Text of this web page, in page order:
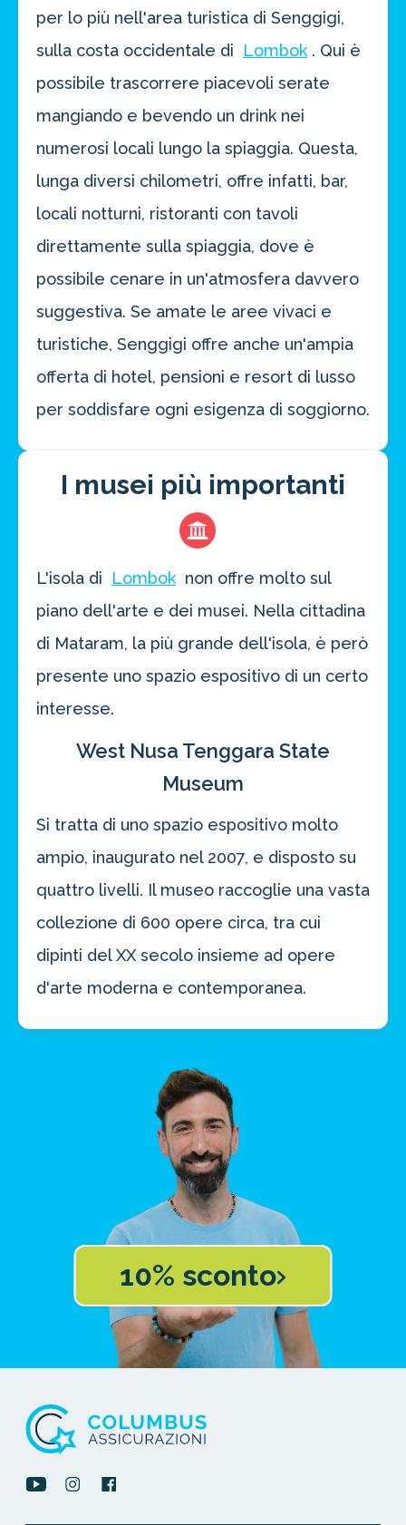
per lo più nell'area turistica di Senggigi,
sulla costa occidentale di
Lombok . Qui è
possibile trascorrere piacevoli serate
mangiando e bevendo un drink nei
numerosi locali lungo la spiaggia. Questa,
lunga diversi chilometri, offre infatti, bar,
locali notturni, ristoranti con tavoli
direttamente sulla spiaggia, dove è
possibile cenare in un'atmosfera davvero
suggestiva. Se amate le aree vivaci e
turistiche, Senggigi offre anche un'ampia
offerta di hotel, pensioni e resort di lusso
per soddisfare ogni esigenza di soggiorno.
I musei più importanti
L'isola di Lombok non offre molto sul
piano dell'arte e dei musei. Nella cittadina
di Mataram, la più grande dell'isola, è però
presente uno spazio espositivo di un certo
interesse.
West Nusa Tenggara State
Museum
Si tratta di uno spazio espositivo molto
ampio, inaugurato nel 2007, e disposto su
quattro livelli. Il museo raccoglie una vasta
collezione di 600 opere circa, tra cui
dipinti del XX secolo insieme ad opere
d'arte moderna e contemporanea.
10% sconto